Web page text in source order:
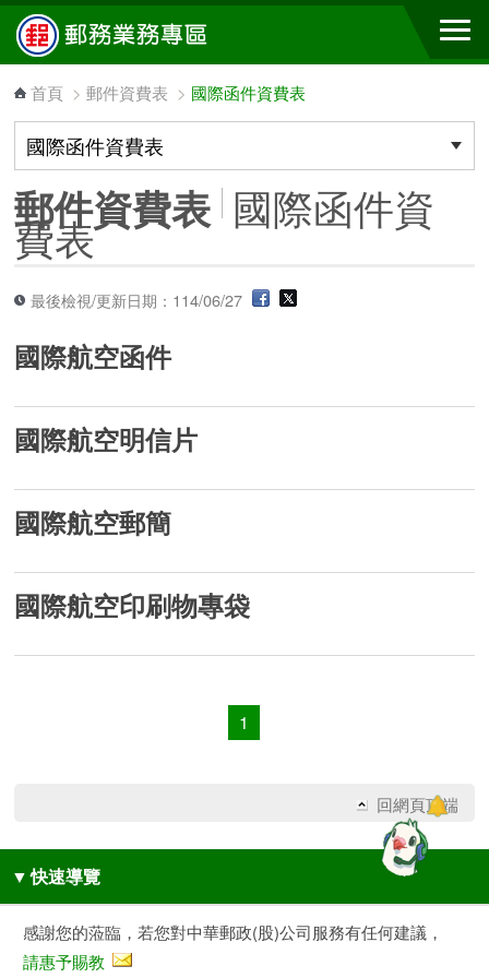
跳到主要內容區塊
首頁 >郵件資費表 > 國際函件資費表
郵件資費表 國際函件資
費表
最後檢視/更新日期：114/06/27
國際航空函件
國際航空明信片
國際航空郵簡
國際航空印刷物專袋
1
回網頁頂端
▼ 快速導覽
感謝您的蒞臨，若您對中華郵政(股)公司服務有任何建議，
請惠予賜教